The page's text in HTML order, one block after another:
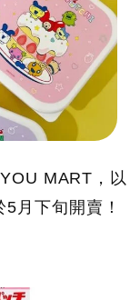
MART，以
月下旬開賣！